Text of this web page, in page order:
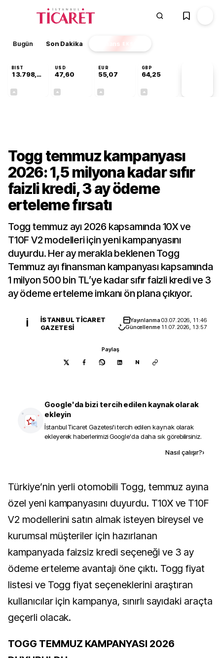
Bugün Son Dakika Finans EKSTRA
BIST
13.798,96
USD
47,60
EUR
55,07
GBP
64,25
Togg temmuz kampanyası
2026: 1,5 milyona kadar sıfır
faizli kredi, 3 ay ödeme
erteleme fırsatı
Togg temmuz ayı 2026 kapsamında 10X ve
T10F V2 modelleri için yeni kampanyasını
duyurdu. Her ay merakla beklenen Togg
Temmuz ayı finansman kampanyası kapsamında
1 milyon 500 bin TL’ye kadar sıfır faizli kredi ve 3
ay ödeme erteleme imkanı ön plana çıkıyor.
İ
İSTANBUL TICARET
GAZETESI
Yayınlanma03.07.2026, 11:46
Güncellenme 11.07.2026, 13:57
Paylaş
N
Google'da bizi tercih edilen kaynak olarak
ekleyin
İstanbul Ticaret Gazetesi'i tercih edilen kaynak olarak
ekleyerek haberlerimizi Google'da daha sık görebilirsiniz.
Nasıl çalışır?›
Türkiye’nin yerli otomobili Togg, temmuz ayına
özel yeni kampanyasını duyurdu. T10X ve T10F
V2 modellerini satın almak isteyen bireysel ve
kurumsal müşteriler için hazırlanan
kampanyada faizsiz kredi seçeneği ve 3 ay
ödeme erteleme avantajı öne çıktı. Togg fiyat
listesi ve Togg fiyat seçeneklerini araştıran
kullanıcılar için kampanya, sınırlı sayıdaki araçta
geçerli olacak.
TOGG TEMMUZ KAMPANYASI 2026